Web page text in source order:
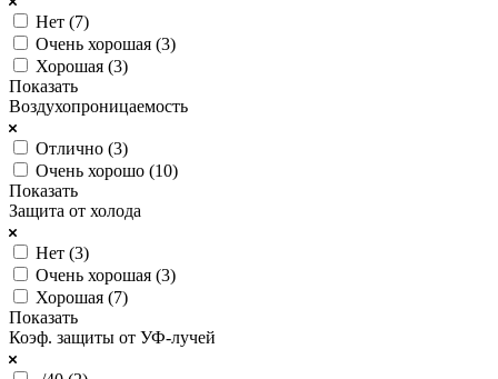
Нет (7)
Очень хорошая (3)
Хорошая (3)
Показать
Воздухопроницаемость
Отлично (3)
Очень хорошо (10)
Показать
Защита от холода
Нет (3)
Очень хорошая (3)
Хорошая (7)
Показать
Коэф. защиты от УФ-лучей